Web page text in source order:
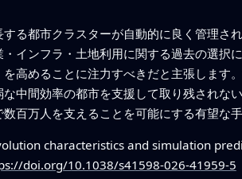
る都市クラスターが自動的に良く管理さ
インフラ・土地利用に関する過去の選択
高めることに注力すべきだと主張します
中間効率の都市を支援して取り残されな
百万人を支えることを可能にする有望な
characteristics and simulation
doi.org/10.1038/s41598-026-41959-5